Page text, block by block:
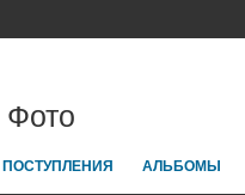
Фото
АЛЬБОМЫ